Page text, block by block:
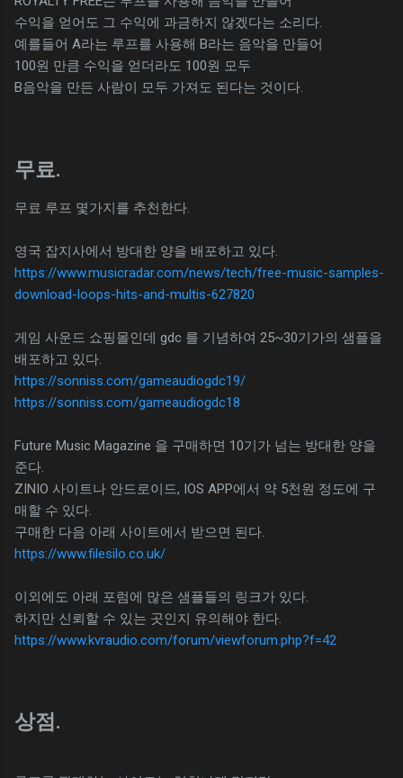
수익을 얻어도 그 수익에 과금하지 않겠다는 소리다.
예를들어 A라는 루프를 사용해 B라는 음악을 만들어
100원 만큼 수익을 얻더라도 100원 모두
B음악을 만든 사람이 모두 가져도 된다는 것이다.
무료.
무료 루프 몇가지를 추천한다.
영국 잡지사에서 방대한 양을 배포하고 있다.
https://www.musicradar.com/news/tech/free-music-samples-
download-loops-hits-and-multis-627820
게임 사운드 쇼핑몰인데 gdc 를 기념하여 25~30기가의 샘플을
배포하고 있다.
https://sonniss.com/gameaudiogdc19/
https://sonniss.com/gameaudiogdc18
Future Music Magazine 을 구매하면 10기가 넘는 방대한 양을
준다.
ZINIO 사이트나 안드로이드, IOS APP에서 약 5천원 정도에 구
매할 수 있다.
구매한 다음 아래 사이트에서 받으면 된다.
https://www.filesilo.co.uk/
이외에도 아래 포럼에 많은 샘플들의 링크가 있다.
하지만 신뢰할 수 있는 곳인지 유의해야 한다.
https://www.kvraudio.com/forum/viewforum.php?f=42
상점.